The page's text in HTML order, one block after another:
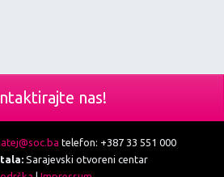
nas!
telefon: +387 33 551 000
Sarajevski otvoreni centar